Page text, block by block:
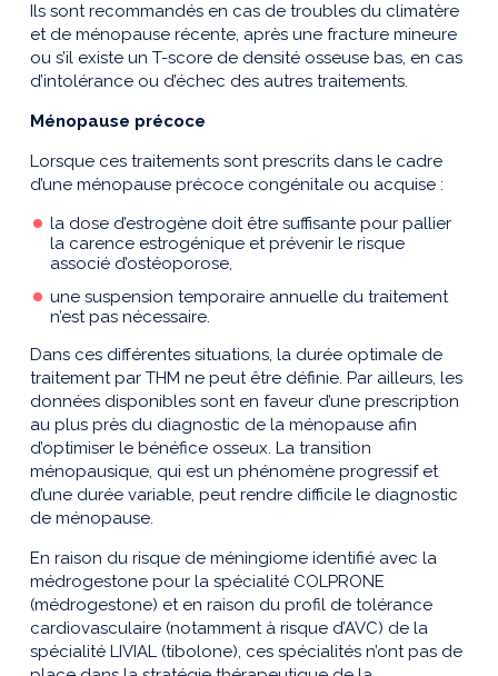
Ils sont recommandés en cas de troubles du climatère
et de ménopause récente, après une fracture mineure
ou s’il existe un T-score de densité osseuse bas, en cas
d’intolérance ou d’échec des autres traitements.
Ménopause précoce
Lorsque ces traitements sont prescrits dans le cadre
d’une ménopause précoce congénitale ou acquise :
la dose d’estrogène doit être suffisante pour pallier
la carence estrogénique et prévenir le risque
associé d’ostéoporose,
une suspension temporaire annuelle du traitement
n’est pas nécessaire.
Dans ces différentes situations, la durée optimale de
traitement par THM ne peut être définie. Par ailleurs, les
données disponibles sont en faveur d’une prescription
au plus près du diagnostic de la ménopause afin
d’optimiser le bénéfice osseux. La transition
ménopausique, qui est un phénomène progressif et
d’une durée variable, peut rendre difficile le diagnostic
de ménopause.
En raison du risque de méningiome identifié avec la
médrogestone pour la spécialité COLPRONE
(médrogestone) et en raison du profil de tolérance
cardiovasculaire (notamment à risque d’AVC) de la
spécialité LIVIAL (tibolone), ces spécialités n’ont pas de